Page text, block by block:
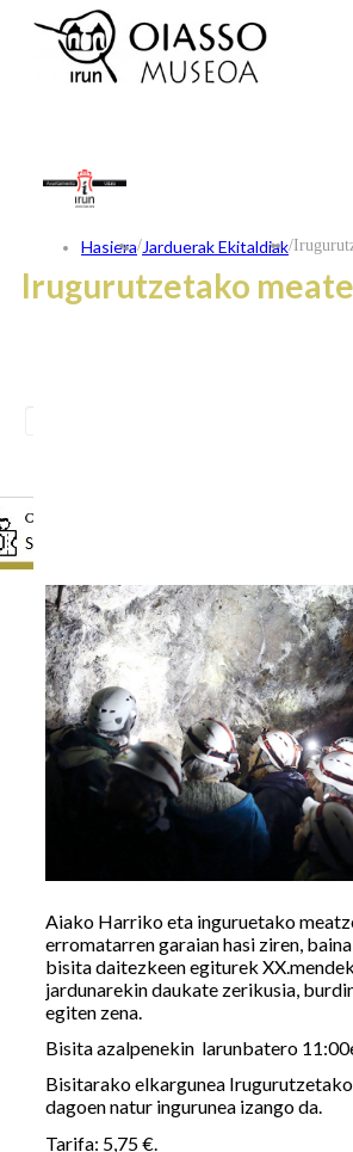
Hasiera/Jarduerak Ekitaldiak/
Irugurutzetako
Aiako Harriko eta inguruetako
erromatarren garaian hasi ziren, baina
bisita daitezkeen egiturek
jardunarekin daukate zerikusia,
egiten zena.
Bisita azalpenekin larunbatero
Bisitarako elkargunea
dagoen natur ingurunea izango da.
Tarifa: 5,75 €.